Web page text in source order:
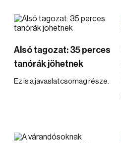
Alsó tagozat: 35 perces
tanórák jöhetnek
Ez is a javaslatcsomag része.